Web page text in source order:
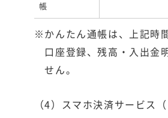
帳
※かんたん通帳は、上記時
口座登録、残高・入出金
せん。
（4）スマホ決済サービス